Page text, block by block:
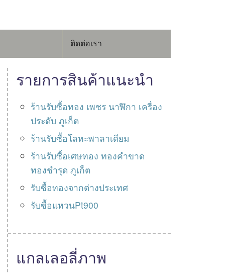
ติดต่อเรา
รายการสินค้าแนะนำ
ร้านรับซื้อทอง เพชร นาฬิกา เครื่อง
ประดับ ภูเก็ต
ร้านรับซื้อโลหะพาลาเดียม
ร้านรับซื้อเศษทอง ทองคำขาด
ทองชำรุด ภูเก็ต
รับซื้อทองจากต่างประเทศ
รับซื้อแหวนPt900
แกลเลอลี่ภาพ